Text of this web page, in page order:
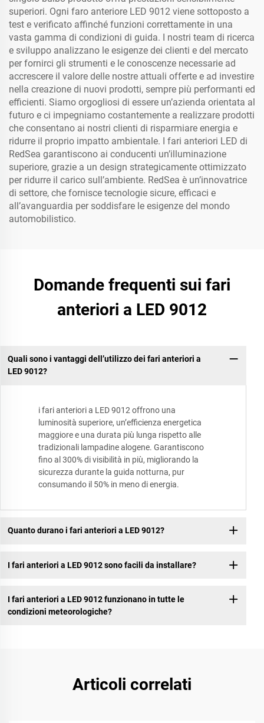
superiori. Ogni faro anteriore LED 9012 viene sottoposto a
test e verificato affinché funzioni correttamente in una
vasta gamma di condizioni di guida. I nostri team di ricerca
e sviluppo analizzano le esigenze dei clienti e del mercato
per fornirci gli strumenti e le conoscenze necessarie ad
accrescere il valore delle nostre attuali offerte e ad investire
nella creazione di nuovi prodotti, sempre più performanti ed
efficienti. Siamo orgogliosi di essere un’azienda orientata al
futuro e ci impegniamo costantemente a realizzare prodotti
che consentano ai nostri clienti di risparmiare energia e
ridurre il proprio impatto ambientale. I fari anteriori LED di
RedSea garantiscono ai conducenti un’illuminazione
superiore, grazie a un design strategicamente ottimizzato
per ridurre il carico sull’ambiente. RedSea è un’innovatrice
di settore, che fornisce tecnologie sicure, efficaci e
all’avanguardia per soddisfare le esigenze del mondo
automobilistico.
Domande frequenti sui fari
anteriori a LED 9012
Quali sono i vantaggi dell’utilizzo dei fari anteriori a
LED 9012?
i fari anteriori a LED 9012 offrono una
luminosità superiore, un’efficienza energetica
maggiore e una durata più lunga rispetto alle
tradizionali lampadine alogene. Garantiscono
fino al 300% di visibilità in più, migliorando la
sicurezza durante la guida notturna, pur
consumando il 50% in meno di energia.
Quanto durano i fari anteriori a LED 9012?
I fari anteriori a LED 9012 sono facili da installare?
I fari anteriori a LED 9012 funzionano in tutte le
condizioni meteorologiche?
Articoli correlati